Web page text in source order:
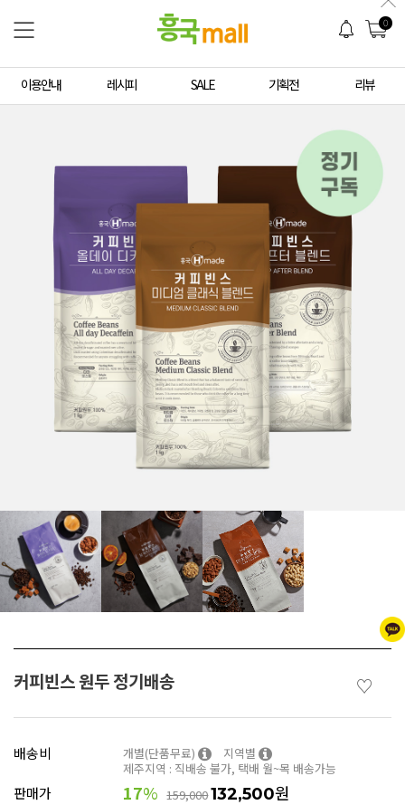
0
이용안내 레시피 SALE 기획전 리뷰
커피빈스 원두 정기배송 ♡
배송비 개별(단품무료)
지역별
제주지역 : 직배송 불가, 택배 월~목 배송가능
판매가 17% 159,000132,500원